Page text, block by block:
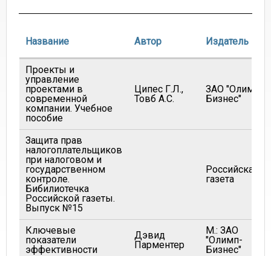
Название Автор Издатель
Проекты и
управление
проектами в
современной
компании. Учебное
пособие
Ципес Г.Л.,
Товб А.С.
ЗАО "Олимп-
Бизнес"
Защита прав
налогоплательщиков
при налоговом и
государственном
контроле.
Бибилиотечка
Российской газеты.
Выпуск №15
Российская
газета
Ключевые
показатели
эффективности
Дэвид
Парментер
М.: ЗАО
"Олимп-
Бизнес"